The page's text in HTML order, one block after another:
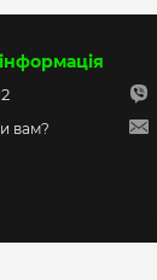
вам?